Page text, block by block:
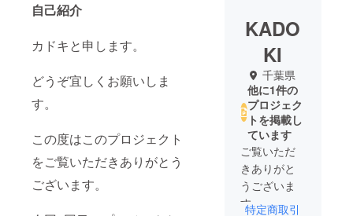
自己紹介
カドキと申します。
どうぞ宜しくお願いしま
す。
この度はこのプロジェクト
をご覧いただきありがとう
ございます。
KADO
KI
千葉県
他に1件の
プロジェク
トを掲載し
ています
ご覧いただ
きありがと
うございま
す。
特定商取引